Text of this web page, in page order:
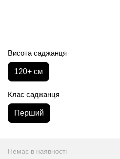
Висота саджанця
120+ см
Клас саджанця
Перший
Немає в наявності